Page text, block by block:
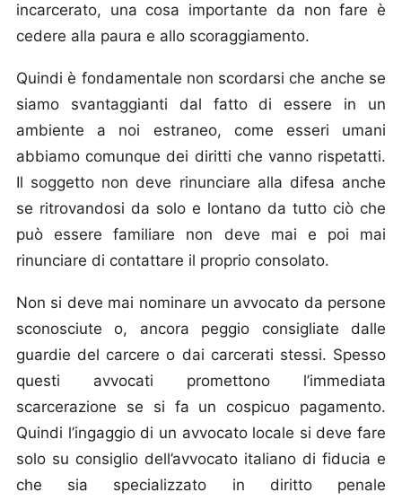
incarcerato, una cosa importante da non fare è
cedere alla paura e allo scoraggiamento.
Quindi è fondamentale non scordarsi che anche se
siamo svantaggianti dal fatto di essere in un
ambiente a noi estraneo, come esseri umani
abbiamo comunque dei diritti che vanno rispetatti.
Il soggetto non deve rinunciare alla difesa anche
se ritrovandosi da solo e lontano da tutto ciò che
può essere familiare non deve mai e poi mai
rinunciare di contattare il proprio consolato.
Non si deve mai nominare un avvocato da persone
sconosciute o, ancora peggio consigliate dalle
guardie del carcere o dai carcerati stessi. Spesso
questi avvocati promettono l’immediata
scarcerazione se si fa un cospicuo pagamento.
Quindi l’ingaggio di un avvocato locale si deve fare
solo su consiglio dell’avvocato italiano di fiducia e
che sia specializzato in diritto penale